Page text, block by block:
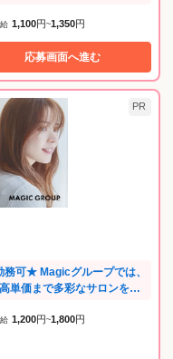
1,100円~1,350円
応募画面へ進む
PR
可★ Magicグループでは、
単価まで多彩なサロンを展
じっくり、 ライフステージ
たの「今」に最適なスタイ
1,200円~1,800円